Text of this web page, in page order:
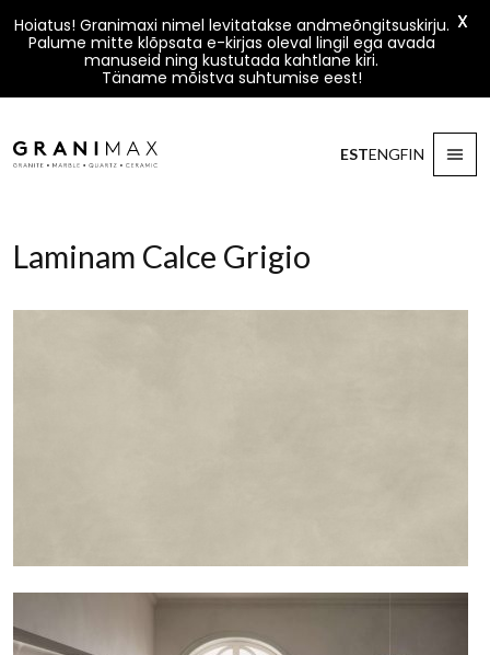
ESTENGFIN
Laminam Calce Grigio
27.04.2024
ByKrisDiana
Hoiatus! Granimaxi nimel levitatakse andmeõngitsuskirju.
Palume mitte klõpsata e-kirjas oleval lingil ega avada
manuseid ning kustutada kahtlane kiri.
Täname mõistva suhtumise eest!
X